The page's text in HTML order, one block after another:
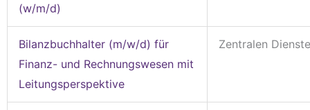
(w/m/d)
Bilanzbuchhalter (m/w/d) für
Finanz- und Rechnungswesen mit
Leitungsperspektive
Zentralen Dienste